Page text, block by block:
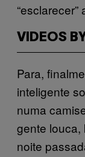
VIDEOS
Para,
inteligente
numa
gente louca,
noite